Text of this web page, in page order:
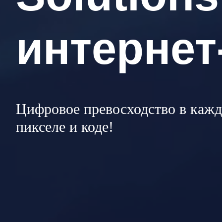
Цифровое превосходство в
пикселе и коде!
Веб-
Веб-
Веб-